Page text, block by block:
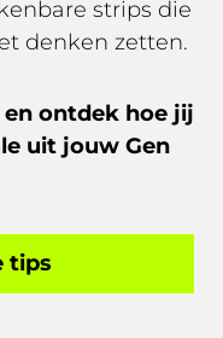
strips die
denken zetten.
ontdek hoe jij
uit jouw Gen
tips